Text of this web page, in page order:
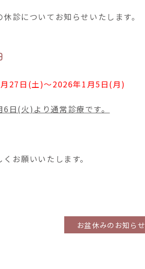
診についてお知らせいたします。
27日(土)〜2026年1月5日(月)
日(火)より通常診療です。
お願いいたします。
お盆休みのお知らせ